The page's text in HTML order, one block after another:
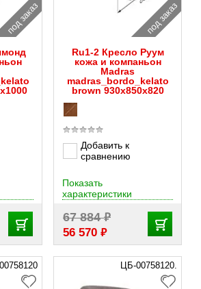
под заказ под заказ
Ru1-2 Кресло Руум
кожа и компаньон
Madras
madras_bordo_kelato
brown 930х850х820
Добавить к
сравнению
67 884₽
56 570 ₽
Показать
характеристики
ЦБ-00758120.